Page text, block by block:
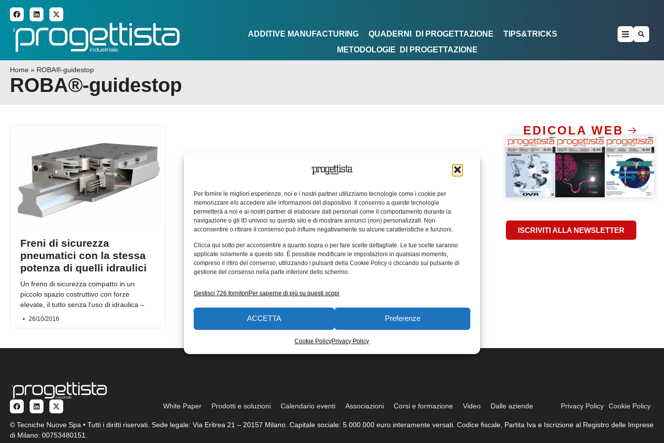
Per fornire le migliori esperienze, noi e i nostri partner utilizziamo tecnologie come i cookie per
memorizzare e/o accedere alle informazioni del dispositivo. Il consenso a queste tecnologie
permetterà a noi e ai nostri partner di elaborare dati personali come il comportamento durante la
navigazione o gli ID univoci su questo sito e di mostrare annunci (non) personalizzati. Non
acconsentire o ritirare il consenso può influire negativamente su alcune caratteristiche e funzioni.
Clicca qui sotto per acconsentire a quanto sopra o per fare scelte dettagliate. Le tue scelte saranno
applicate solamente a questo sito. È possibile modificare le impostazioni in qualsiasi momento,
compreso il ritiro del consenso, utilizzando i pulsanti della Cookie Policy o cliccando sul pulsante di
gestione del consenso nella parte inferiore dello schermo.
Gestisci 726 fornitoriPer saperne di più su questi scopi
ACCETTA Preferenze
Cookie PolicyPrivacy Policy
ADDITIVE MANUFACTURING QUADERNI DI PROGETTAZIONE TIPS&TRICKS METODOLOGIE DI PROGETTAZIONE
ADDITIVE MANUFACTURING QUADERNI DI PROGETTAZIONE
TIPS&TRICKS
METODOLOGIE
DI PROGETTAZIONE
Home » ROBA®-guidestop
ROBA®-guidestop
Freni di sicurezza
pneumatici con la stessa
potenza di quelli idraulici
Un freno di sicurezza compatto in un
piccolo spazio costruttivo con forze
elevate, il tutto senza l‘uso di idraulica –
26/10/2016
EDICOLA WEB
ISCRIVITI ALLA NEWSLETTER
White Paper Prodotti e soluzioni Calendario eventi Associazioni Corsi e formazione Video Dalle aziende Privacy Policy Cookie Policy
© Tecniche Nuove Spa • Tutti i diritti riservati. Sede legale: Via Eritrea 21 – 20157 Milano. Capitale sociale: 5.000.000 euro interamente versati. Codice fiscale, Partita Iva e Iscrizione al Registro delle Imprese
di Milano: 00753480151.